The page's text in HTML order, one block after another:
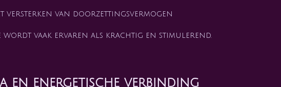
versterken van doorzettingsvermogen
wordt vaak ervaren als krachtig en stimulerend.
en energetische verbinding